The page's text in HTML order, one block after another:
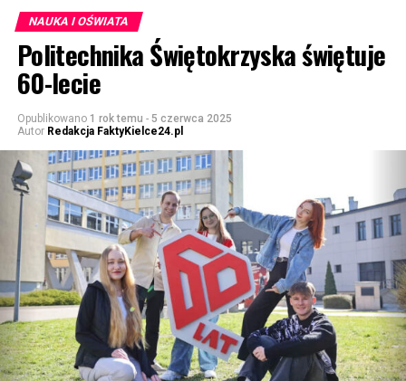
NAUKA I OŚWIATA
Politechnika Świętokrzyska świętuje
60-lecie
Opublikowano 1 rok temu - 5 czerwca 2025
Autor Redakcja FaktyKielce24.pl